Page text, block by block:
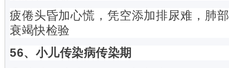
疲倦头昏加心慌，凭空添加排尿难，肺
衰竭快检验
56、小儿传染病传染期